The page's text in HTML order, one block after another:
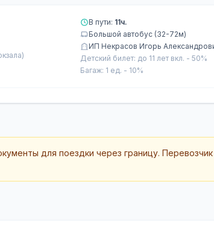
В пути: 11ч.
Большой автобус (32-72м)
ИП Некрасов Игорь
Детский билет: до 11 лет вкл. - 50%
Багаж: 1 ед. - 10%
для поездки через границу.